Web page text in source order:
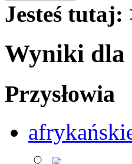
Jesteś tutaj:
Wyniki dla
Przysłowia